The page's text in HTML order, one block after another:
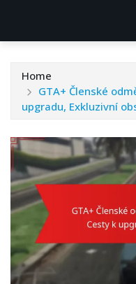
Home
GTA+ Členské
upgradu, Exkluzivní